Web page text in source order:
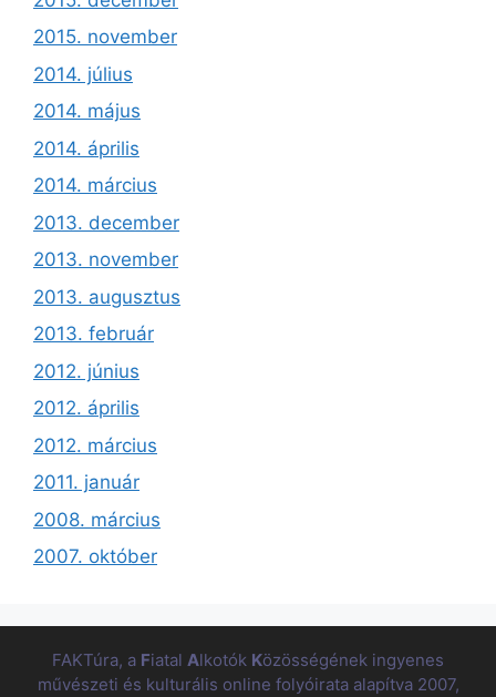
2015. november
2014. július
2014. május
2014. április
2014. március
2013. december
2013. november
2013. augusztus
2013. február
2012. június
2012. április
2012. március
2011. január
2008. március
2007. október
FAKTúra, a Fiatal Alkotók Közösségének ingyenes
művészeti és kulturális online folyóirata alapítva 2007,